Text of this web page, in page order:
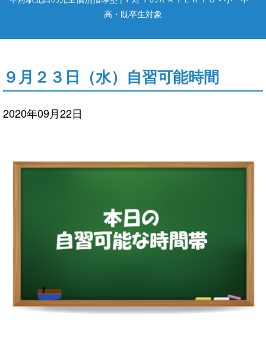
高・既卒生対象
９月２３日（水）自習可能時間
2020年09月22日